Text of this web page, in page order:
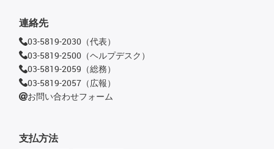
支払方法
連絡先
03-5819-2030（代表）
03-5819-2500（ヘルプデスク）
03-5819-2059（総務）
03-5819-2057（広報）
お問い合わせフォーム